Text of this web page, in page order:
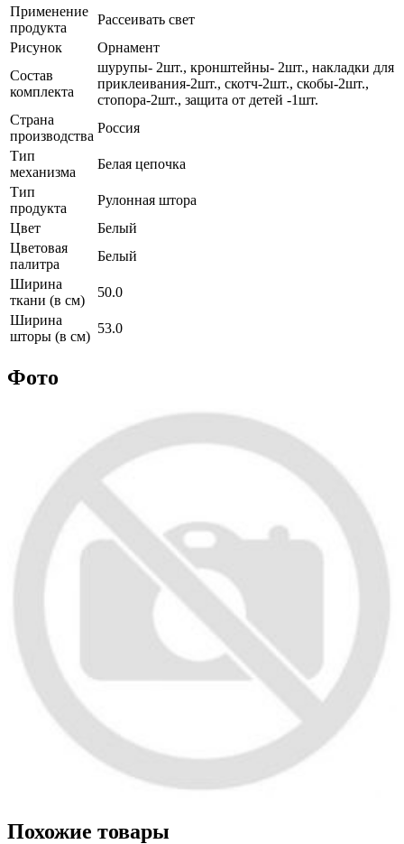
Применение
продукта
Рассеивать свет
Рисунок
Орнамент
Состав
комплекта
шурупы- 2шт., кронштейны- 2шт., накладки для
приклеивания-2шт., скотч-2шт., скобы-2шт.,
стопора-2шт., защита от детей -1шт.
Страна
производства
Россия
Тип
механизма
Белая цепочка
Тип
продукта
Рулонная штора
Цвет
Белый
Цветовая
палитра
Белый
Ширина
ткани (в см)
50.0
Ширина
шторы (в см)
53.0
Фото
Похожие товары